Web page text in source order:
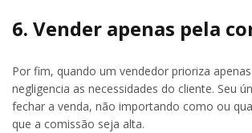
6. Vender apenas pela
Por fim, quando um vendedor prioriza
negligencia as necessidades do cliente. Seu
fechar a venda, não importando como ou
que a comissão seja alta.